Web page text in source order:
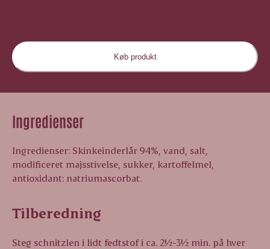
Køb produkt
Ingredienser
Ingredienser: Skinkeinderlår 94%, vand, salt,
modificeret majsstivelse, sukker, kartoffelmel,
antioxidant: natriumascorbat.
Tilberedning
Steg schnitzlen i lidt fedtstof i ca. 2½-3½ min. på hver